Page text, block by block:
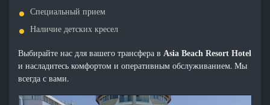
Специальный прием
Наличие детских кресел
Выбирайте нас для вашего трансфера вAsia Beach Resort Hotel
и насладитесь комфортом и оперативным обслуживанием. Мы
всегда с вами.